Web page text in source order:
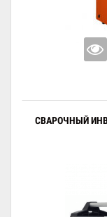
СВАРОЧНЫЙ